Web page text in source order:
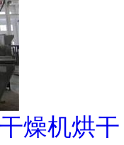
燥机烘干